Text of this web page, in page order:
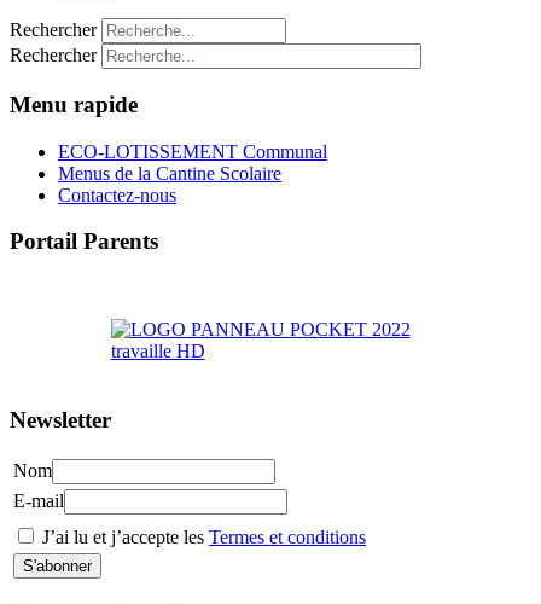
Rechercher
Rechercher
Menu rapide
ECO-LOTISSEMENT Communal
Menus de la Cantine Scolaire
Contactez-nous
Portail Parents
Newsletter
Nom
E-mail
J’ai lu et j’accepte les Termes et conditions